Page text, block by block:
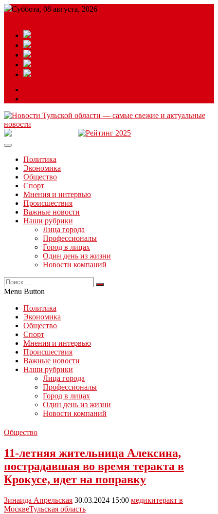
Суббота, 08 августа, 2026
Читайте последние новости дня в Тульской области на сайте
Политика
Экономика
Общество
Спорт
Мнения и интервью
Происшествия
Важные новости
Наши рубрики
Лица города
Профессионалы
Город в лицах
Один день из жизни
Новости компаний
Menu Button
Политика
Экономика
Общество
Спорт
Мнения и интервью
Происшествия
Важные новости
Наши рубрики
Лица города
Профессионалы
Город в лицах
Один день из жизни
Новости компаний
Общество
11-летняя жительница Алексина,
пострадавшая во время теракта в
Крокусе, идет на поправку
Зинаида Апрельская 30.03.2024 15:00 медикитеракт в
МосквеТульская область